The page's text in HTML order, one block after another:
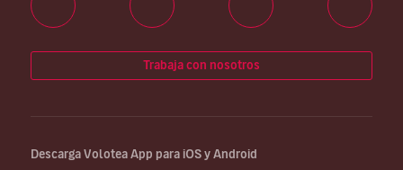
Trabaja con nosotros
Descarga Volotea App para iOS y Android